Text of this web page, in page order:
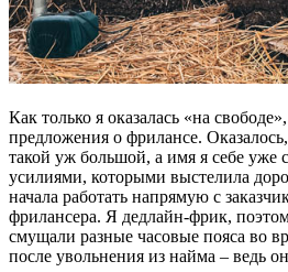
Как только я оказалась «на
предложения о фрилансе.
такой уж большой, а имя я себе уже
усилиями, которыми выстелила
начала работать напрямую с
фрилансера. Я дедлайн-фрик,
смущали разные часовые пояса во
после увольнения из найма – ведь